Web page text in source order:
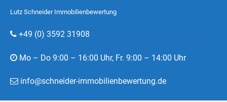
Lutz Schneider Immobilienbewertung
+49 (0) 3592 31908
Mo – Do 9:00 – 16:00 Uhr, Fr. 9:00 – 14:00 Uhr
info@schneider-immobilienbewertung.de